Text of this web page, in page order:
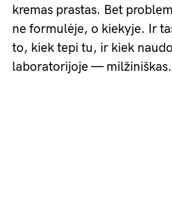
kremas prastas. Bet
ne formulėje, o kiekyje. Ir
to, kiek tepi tu, ir kiek
laboratorijoje — milžiniškas.